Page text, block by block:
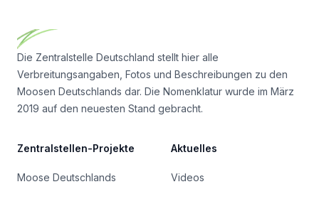
Die Zentralstelle Deutschland stellt hier alle
Verbreitungsangaben, Fotos und Beschreibungen zu den
Moosen Deutschlands dar. Die Nomenklatur wurde im März
2019 auf den neuesten Stand gebracht.
Zentralstellen-Projekte
Moose Deutschlands
Aktuelles
Videos